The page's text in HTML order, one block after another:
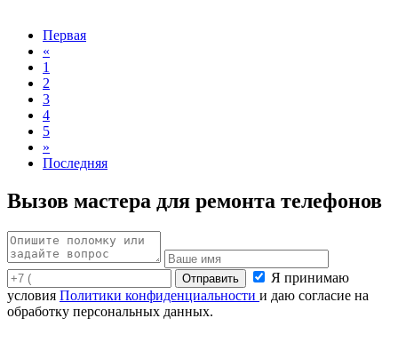
Первая
«
1
2
3
4
5
»
Последняя
Вызов мастера для ремонта телефонов
Я принимаю
условия Политики конфиденциальности и даю согласие на
обработку персональных данных.